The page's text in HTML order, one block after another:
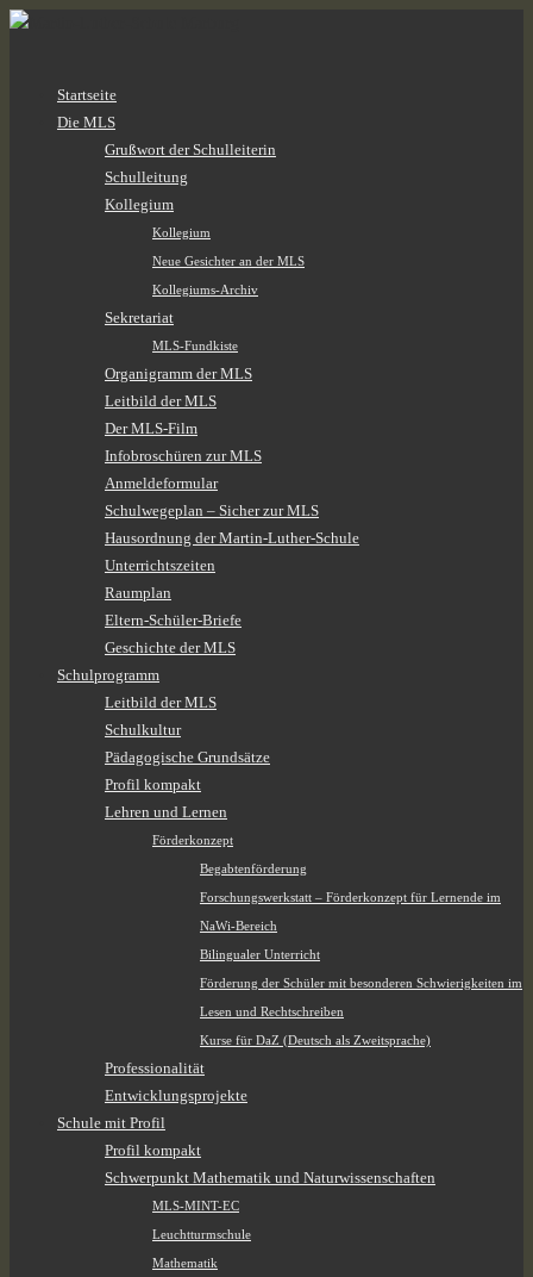
Startseite
Die MLS
Grußwort der Schulleiterin
Schulleitung
Kollegium
Kollegium
Neue Gesichter an der MLS
Kollegiums-Archiv
Sekretariat
MLS-Fundkiste
Organigramm der MLS
Leitbild der MLS
Der MLS-Film
Infobroschüren zur MLS
Anmeldeformular
Schulwegeplan – Sicher zur MLS
Hausordnung der Martin-Luther-Schule
Unterrichtszeiten
Raumplan
Eltern-Schüler-Briefe
Geschichte der MLS
Schulprogramm
Leitbild der MLS
Schulkultur
Pädagogische Grundsätze
Profil kompakt
Lehren und Lernen
Förderkonzept
Begabtenförderung
Forschungswerkstatt – Förderkonzept für Lernende im
NaWi-Bereich
Bilingualer Unterricht
Förderung der Schüler mit besonderen Schwierigkeiten im
Lesen und Rechtschreiben
Kurse für DaZ (Deutsch als Zweitsprache)
Professionalität
Entwicklungsprojekte
Schule mit Profil
Profil kompakt
Schwerpunkt Mathematik und Naturwissenschaften
MLS-MINT-EC
Leuchtturmschule
Mathematik